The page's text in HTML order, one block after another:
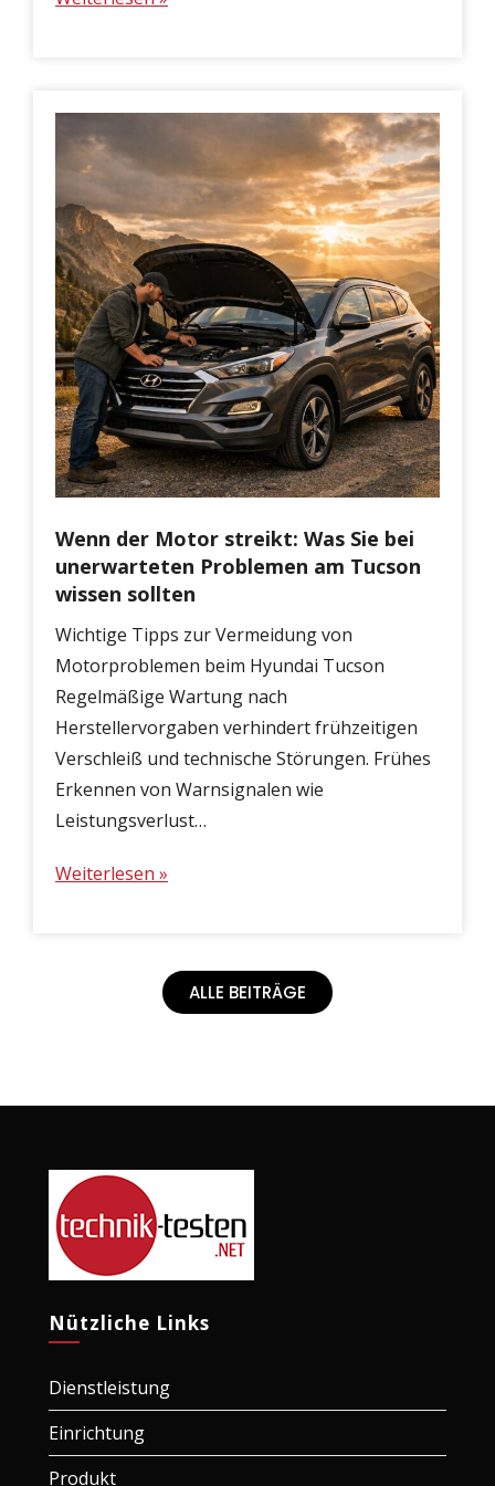
Wenn der Motor streikt: Was Sie bei
unerwarteten Problemen am Tucson
wissen sollten
Wichtige Tipps zur Vermeidung von
Motorproblemen beim Hyundai Tucson
Regelmäßige Wartung nach
Herstellervorgaben verhindert frühzeitigen
Verschleiß und technische Störungen. Frühes
Erkennen von Warnsignalen wie
Leistungsverlust…
Weiterlesen »
ALLE BEITRÄGE
Nützliche Links
Dienstleistung
Einrichtung
Produkt